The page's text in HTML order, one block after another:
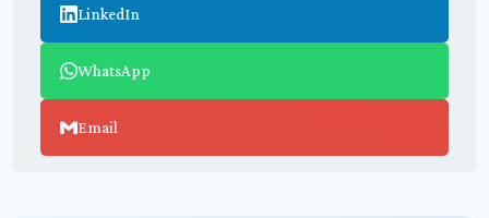
LinkedIn
WhatsApp
Email